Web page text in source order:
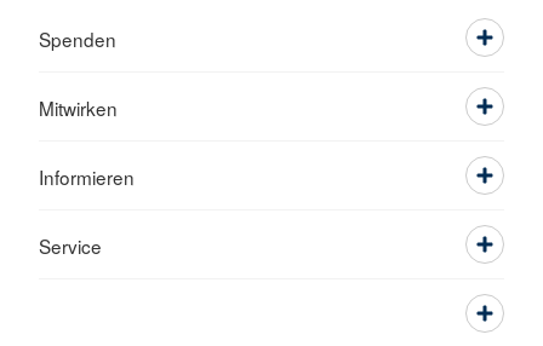
Spenden
Mitwirken
Informieren
Service